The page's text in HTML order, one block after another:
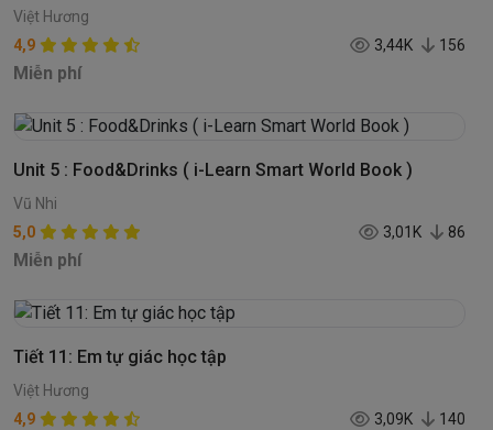
Việt Hương
4,9
3,44K 156
Miễn phí
Unit 5 : Food&Drinks ( i-Learn Smart World Book )
Vũ Nhi
5,0
3,01K 86
Miễn phí
Tiết 11: Em tự giác học tập
Việt Hương
4,9
3,09K 140